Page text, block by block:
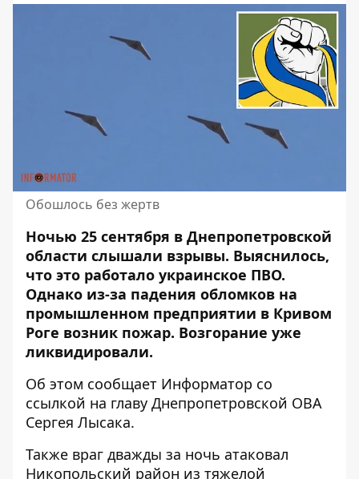
Обошлось без жертв
Ночью 25 сентября в Днепропетровской
области слышали взрывы. Выяснилось,
что это работало украинское ПВО.
Однако из-за падения обломков на
промышленном предприятии в Кривом
Роге возник пожар. Возгорание уже
ликвидировали.
Об этом сообщает Информатор со
ссылкой на главу Днепропетровской ОВА
Сергея Лысака.
Также враг дважды за ночь атаковал
Никопольский район из тяжелой